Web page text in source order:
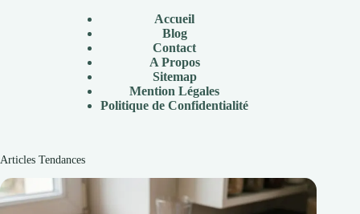
Accueil
Blog
Contact
A Propos
Sitemap
Mention Légales
Politique de Confidentialité
Articles Tendances